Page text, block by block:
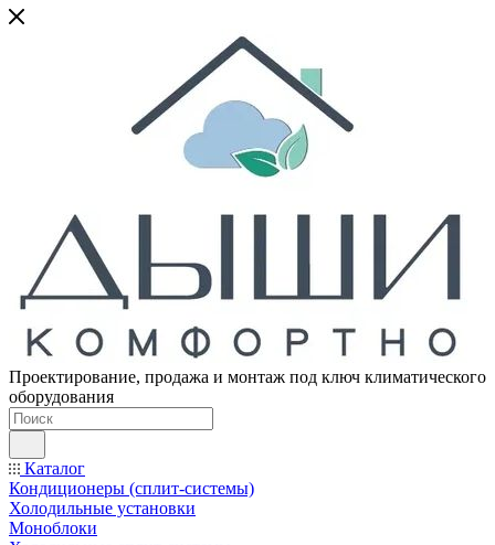
Проектирование, продажа и монтаж под ключ климатического
оборудования
Каталог
Кондиционеры (сплит-системы)
Холодильные установки
Моноблоки